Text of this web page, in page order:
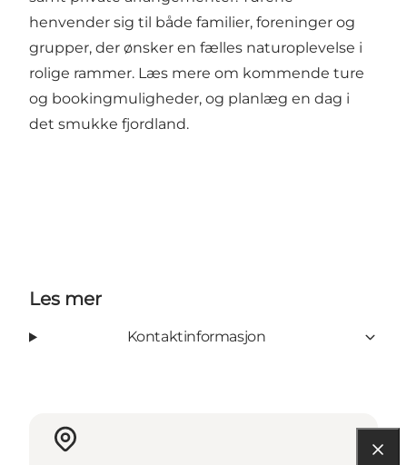
henvender sig til både familier, foreninger og
grupper, der ønsker en fælles naturoplevelse i
rolige rammer. Læs mere om kommende ture
og bookingmuligheder, og planlæg en dag i
det smukke fjordland.
Les mer
Kontaktinformasjon